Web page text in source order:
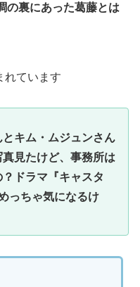
の裏にあった葛藤とは
れています
とキム・ムジュンさん
見たけど、事務所は
ドラマ『キャスタ
っちゃ気になるけ